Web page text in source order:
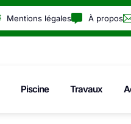
Mentions légales À propos
Piscine Travaux